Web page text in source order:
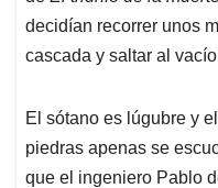
decidían recorrer unos
cascada y saltar al
El sótano es lúgubre y
piedras apenas se
que el ingeniero Pablo